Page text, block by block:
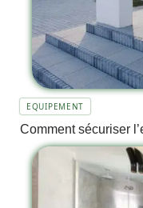
EQUIPEMENT
Comment sécuriser